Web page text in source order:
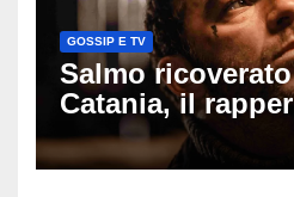
GOSSIP E TV
Salmo
Catania, il
silenzio dopo la
ospedale: come